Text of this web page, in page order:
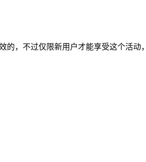
的，不过仅限新用户才能享受这个活动